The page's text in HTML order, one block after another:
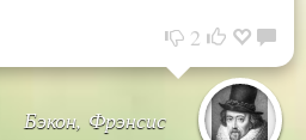
2
Бэкон, Фрэнсис